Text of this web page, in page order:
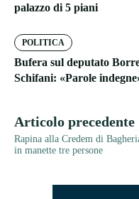
palazzo di 5 piani
POLITICA
Bufera sul deputato
Schifani: «Parole
Articolo precedente
Rapina alla Credem di
in manette tre persone